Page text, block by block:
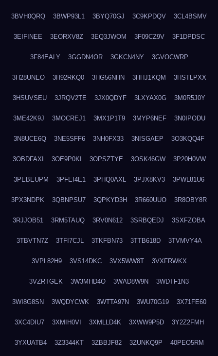
3BVH0QRQ 3BWP93L1 3BYQ70GJ 3C9KPDQV 3CL4BSMV
3EIFINEE 3EORXV8Z 3EQ3JWOM 3F09CZ9V 3F1DPDSC
3F84EALY 3GGDN4OR 3GKCN4NY 3GVOCWRP
3H28UNEO 3H92RKQ0 3HG56NHN 3HHJ1KQM 3HSTLPXX
3HSUVSEU 3JRQV2TE 3JX0QDYF 3LXYAX0G 3M0R5J0Y
3ME42K9J 3MOCREJ1 3MX1P1T9 3MYP6NEF 3N0IPODU
3N8UCE6Q 3NE5SFF6 3NH0FX33 3NISGAEP 3O3KQQ4F
3OBDFAXI 3OE9P0KI 3OPSZTYE 3OSK46GW 3P20H0VW
3PEBEUPM 3PFEI4E1 3PHQ0AXL 3PJX8KV3 3PWL81U6
3PX3NDPK 3QBNPSU7 3QPKYD3H 3R660UUO 3R8OBY8R
3RJJOB51 3RM5TAUQ 3RV0N612 3SRBQEDJ 3SXFZOBA
3TBVTN7Z 3TFI7CJL 3TKFBN73 3TTB618D 3TVMVY4A
3VPL82H9 3VS14DKC 3VX5WW8T 3VXFRWKX
3VZRTGEK 3W3MHD4O 3WAD8W9N 3WDTF1N3
3WI8G8SN 3WQDYCWK 3WTTA97N 3WU70G19 3X71FE60
3XC4DIU7 3XMIH0VI 3XMLLD4K 3XWW9P5D 3Y2Z2FMH
3YXUATB4 3Z3344KT 3ZBBJF82 3ZUNKQ9P 40PEO5RM